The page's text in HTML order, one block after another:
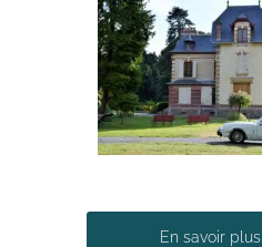
En savoir plus